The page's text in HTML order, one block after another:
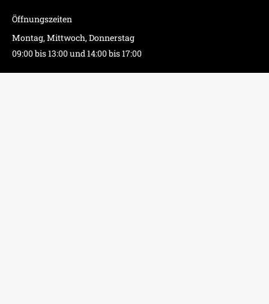
Öffnungszeiten
Montag, Mittwoch, Donnerstag
09:00 bis 13:00 und 14:00 bis 17:00